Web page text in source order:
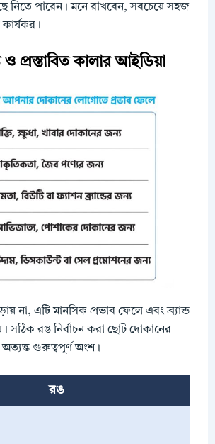
নিতে পারেন। মনে রাখবেন, সবচেয়ে সহজ
ও প্রস্তাবিত কালার আইডিয়া
না, এটি মানসিক প্রভাব ফেলে এবং ব্র্যান্ড
সঠিক রঙ নির্বাচন করা ছোট দোকানের
গুরুত্বপূর্ণ অংশ।
রঙ